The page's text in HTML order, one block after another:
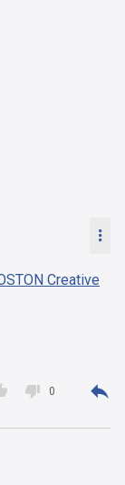

Creative
 0 